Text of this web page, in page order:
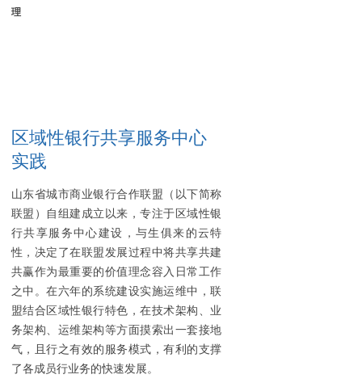
理
区域性银行共享服务中心
实践
山东省城市商业银行合作联盟（以下简称
联盟）自组建成立以来，专注于区域性银
行共享服务中心建设，与生俱来的云特
性，决定了在联盟发展过程中将共享共建
共赢作为最重要的价值理念容入日常工作
之中。在六年的系统建设实施运维中，联
盟结合区域性银行特色，在技术架构、业
务架构、运维架构等方面摸索出一套接地
气，且行之有效的服务模式，有利的支撑
了各成员行业务的快速发展。